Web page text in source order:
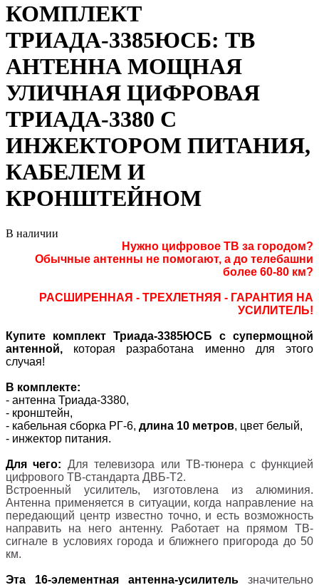
КОМПЛЕКТ
ТРИАДА-3385ЮСБ: ТВ
АНТЕННА МОЩНАЯ
УЛИЧНАЯ ЦИФРОВАЯ
ТРИАДА-3380 С
ИНЖЕКТОРОМ ПИТАНИЯ,
КАБЕЛЕМ И
КРОНШТЕЙНОМ
В наличии
Нужно цифровое ТВ за городом?
Обычные антенны не помогают, а до телебашни
более 60-80 км?
РАСШИРЕННАЯ - ТРЕХЛЕТНЯЯ - ГАРАНТИЯ НА
УСИЛИТЕЛЬ!
Купите комплект Триада-3385ЮСБ с супермощной
антенной, которая разработана именно для этого
случая!
В комплекте:
- антенна Триада-3380,
- кронштейн,
- кабельная сборка РГ-6, длина 10 метров, цвет белый,
- инжектор питания.
Для чего: Для телевизора или ТВ-тюнера с функцией
цифрового ТВ-стандарта ДВБ-T2.
Встроенный усилитель, изготовлена из алюминия.
Антенна применяется в ситуации, когда направление на
передающий центр известно точно, и есть возможность
направить на него антенну. Работает на прямом ТВ-
сигнале в условиях города и ближнего пригорода до 50
км.
Эта 16-элементная антенна-усилитель значительно